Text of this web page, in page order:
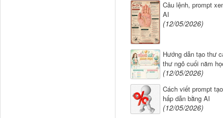
Câu lệnh, prompt
AI
(12/05/2026)
Hướng dẫn tạo thư
thư ngỏ cuối năm
(12/05/2026)
Cách viết prompt
hấp dẫn bằng AI
(12/05/2026)